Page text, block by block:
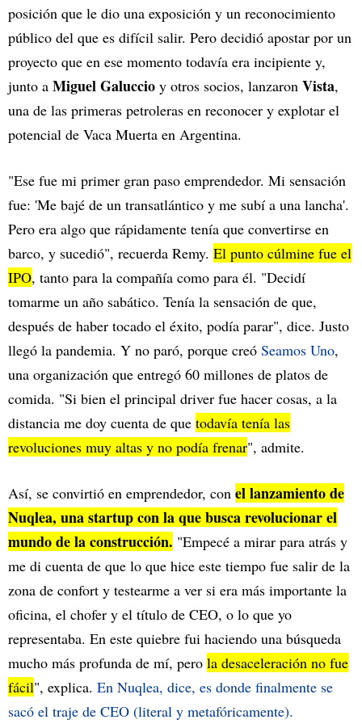
posición que le dio una exposición y un reconocimiento
público del que es difícil salir. Pero decidió apostar por un
proyecto que en ese momento todavía era incipiente y,
junto a Miguel Galuccio y otros socios, lanzaron Vista,
una de las primeras petroleras en reconocer y explotar el
potencial de Vaca Muerta en Argentina.
"Ese fue mi primer gran paso emprendedor. Mi sensación
fue: 'Me bajé de un transatlántico y me subí a una lancha'.
Pero era algo que rápidamente tenía que convertirse en
barco, y sucedió", recuerda Remy. El punto cúlmine fue el
IPO, tanto para la compañía como para él. "Decidí
tomarme un año sabático. Tenía la sensación de que,
después de haber tocado el éxito, podía parar", dice. Justo
llegó la pandemia. Y no paró, porque creó Seamos Uno,
una organización que entregó 60 millones de platos de
comida. "Si bien el principal driver fue hacer cosas, a la
distancia me doy cuenta de que todavía tenía las
revoluciones muy altas y no podía frenar", admite.
Así, se convirtió en emprendedor, con el lanzamiento de
Nuqlea, una startup con la que busca revolucionar el
mundo de la construcción. "Empecé a mirar para atrás y
me di cuenta de que lo que hice este tiempo fue salir de la
zona de confort y testearme a ver si era más importante la
oficina, el chofer y el título de CEO, o lo que yo
representaba. En este quiebre fui haciendo una búsqueda
mucho más profunda de mí, pero la desaceleración no fue
fácil", explica. En Nuqlea, dice, es donde finalmente se
sacó el traje de CEO (literal y metafóricamente).